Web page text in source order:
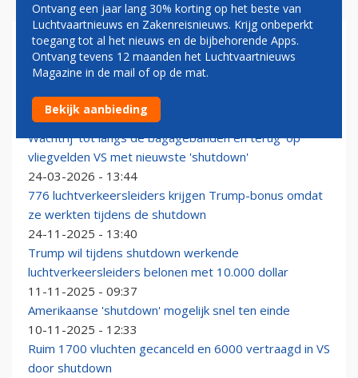
SHUTDOWN
Trump eist onmiddellijke betaling vliegveldbeveiligers
27-03-2026 - 08:33
Wachtrij 'tot langs de bagagebanden en terug' op
vliegvelden VS met nieuwste 'shutdown'
24-03-2026 - 13:44
776 luchtverkeersleiders krijgen Trump-bonus omdat
ze werkten tijdens de shutdown
24-11-2025 - 13:40
Trump wil tijdens shutdown werkende
luchtverkeersleiders belonen met 10.000 dollar
11-11-2025 - 09:37
Amerikaanse 'shutdown' mogelijk snel ten einde
10-11-2025 - 12:33
Ruim 1700 vluchten gecanceld en 6000 vertraagd in VS
door shutdown
Ontvang een jaar lang 30% korting op het beste van
Luchtvaartnieuws en Zakenreisnieuws. Krijg onbeperkt
toegang tot al het nieuws en de bijbehorende Apps.
Ontvang tevens 12 maanden het Luchtvaartnieuws
Magazine in de mail of op de mat.
Bekijk aanbieding